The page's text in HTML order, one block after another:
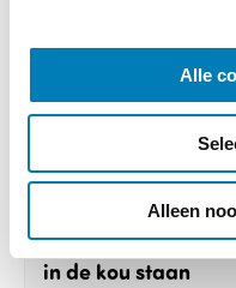
Alle
Alleen
Recensies, Trauma /
Laat kinderen met
in de kou staan